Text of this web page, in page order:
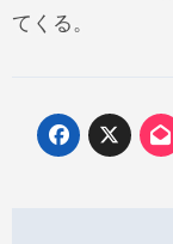
てくる。